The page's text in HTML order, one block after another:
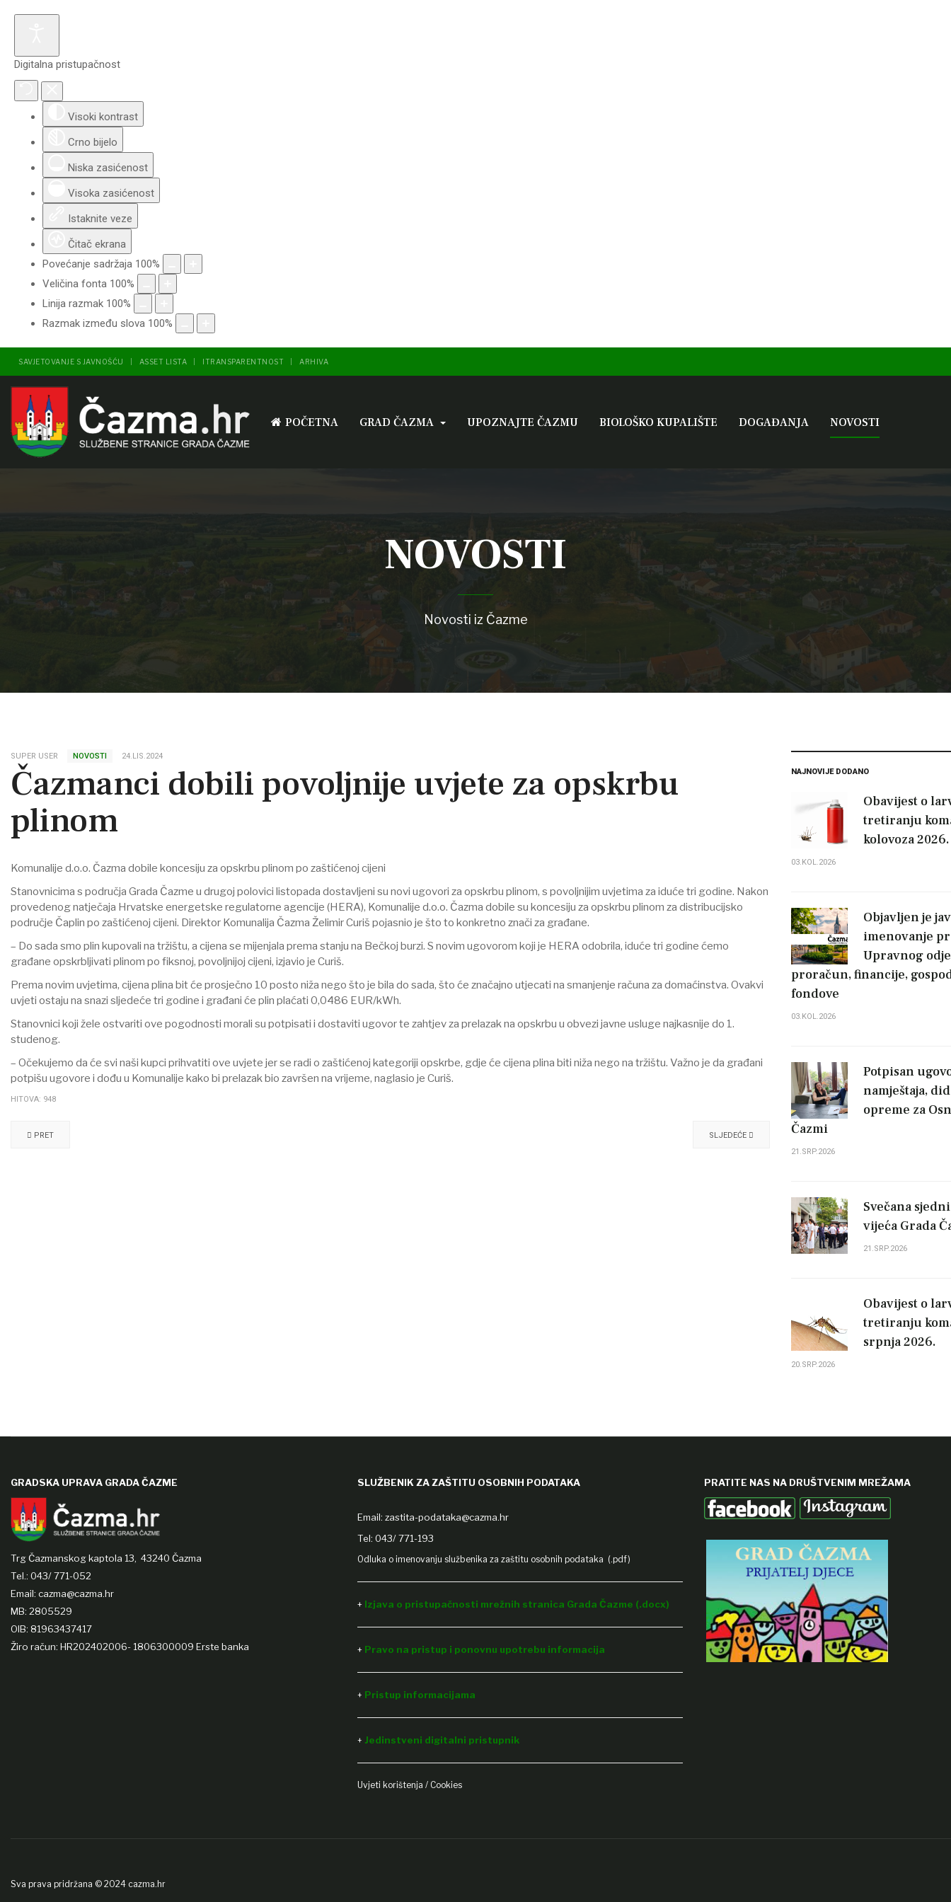
Digitalna pristupačnost
Visoki kontrast
Crno bijelo
Niska zasićenost
Visoka zasićenost
Istaknite veze
Čitač ekrana
Povećanje sadržaja 100%
Veličina fonta 100%
Linija razmak 100%
Razmak između slova 100%
SAVJETOVANJE S JAVNOŠĆU ASSET LISTA ITRANSPARENTNOST ARHIVA
POČETNA GRAD ČAZMA UPOZNAJTE ČAZMU BIOLOŠKO KUPALIŠTE DOGAĐANJA NOVOSTI
NOVOSTI
Novosti iz Čazme
SUPER USER NOVOSTI 24.LIS.2024
Čazmanci dobili povoljnije uvjete za opskrbu
plinom
Komunalije d.o.o. Čazma dobile koncesiju za opskrbu plinom po zaštićenoj cijeni
Stanovnicima s područja Grada Čazme u drugoj polovici listopada dostavljeni su novi ugovori za opskrbu plinom, s povoljnijim uvjetima za iduće tri godine. Nakon
provedenog natječaja Hrvatske energetske regulatorne agencije (HERA), Komunalije d.o.o. Čazma dobile su koncesiju za opskrbu plinom za distribucijsko
područje Čaplin po zaštićenoj cijeni. Direktor Komunalija Čazma Želimir Curiš pojasnio je što to konkretno znači za građane.
– Do sada smo plin kupovali na tržištu, a cijena se mijenjala prema stanju na Bečkoj burzi. S novim ugovorom koji je HERA odobrila, iduće tri godine ćemo
građane opskrbljivati plinom po fiksnoj, povoljnijoj cijeni, izjavio je Curiš.
Prema novim uvjetima, cijena plina bit će prosječno 10 posto niža nego što je bila do sada, što će značajno utjecati na smanjenje računa za domaćinstva. Ovakvi
uvjeti ostaju na snazi sljedeće tri godine i građani će plin plaćati 0,0486 EUR/kWh.
Stanovnici koji žele ostvariti ove pogodnosti morali su potpisati i dostaviti ugovor te zahtjev za prelazak na opskrbu u obvezi javne usluge najkasnije do 1.
studenog.
– Očekujemo da će svi naši kupci prihvatiti ove uvjete jer se radi o zaštićenoj kategoriji opskrbe, gdje će cijena plina biti niža nego na tržištu. Važno je da građani
potpišu ugovore i dođu u Komunalije kako bi prelazak bio završen na vrijeme, naglasio je Curiš.
HITOVA: 948
PRET SLJEDEĆE
NAJNOVIJE DODANO
Obavijest o
tretiranju
kolovoza 2026.
03.KOL.2026
Objavljen je
imenovanje
Upravnog
proračun, financije,
fondove
03.KOL.2026
Potpisan
namještaja,
opreme za
Čazmi
21.SRP.2026
Svečana
vijeća Grada
21.SRP.2026
Obavijest o
tretiranju
srpnja 2026.
20.SRP.2026
GRADSKA UPRAVA GRADA ČAZME
Trg Čazmanskog kaptola 13, 43240 Čazma
Tel.: 043/ 771-052
Email: cazma@cazma.hr
MB: 2805529
OIB: 81963437417
Žiro račun: HR202402006- 1806300009 Erste banka
SLUŽBENIK ZA ZAŠTITU OSOBNIH PODATAKA
Email: zastita-podataka@cazma.hr
Tel: 043/ 771-193
Odluka o imenovanju službenika za zaštitu osobnih podataka (.pdf)
+ Izjava o pristupačnosti mrežnih stranica Grada Čazme (.docx)
+ Pravo na pristup i ponovnu upotrebu informacija
+ Pristup informacijama
+ Jedinstveni digitalni pristupnik
Uvjeti korištenja / Cookies
PRATITE NAS NA DRUŠTVENIM MREŽAMA
Sva prava pridržana © 2024 cazma.hr